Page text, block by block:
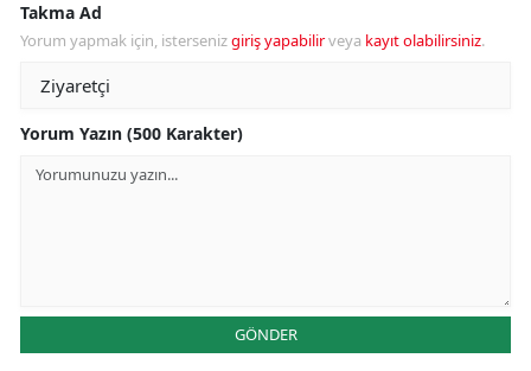
Takma Ad
Yorum yapmak için, istersenizgiriş yapabilirveya kayıt olabilirsiniz.
Yorum Yazın (500 Karakter)
GÖNDER